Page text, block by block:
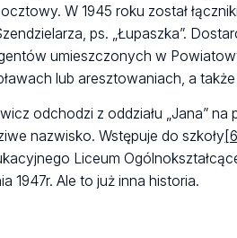
W 1945 roku został
ps. „Łupaszka”.
umieszczonych w
lub aresztowaniach, a
odchodzi z oddziału „Jana”
nazwisko. Wstępuje do szkoły
Liceum
1947r. Ale to już inna historia.